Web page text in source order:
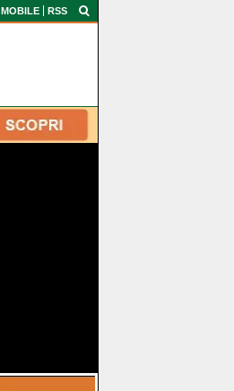
MOBILE RSS